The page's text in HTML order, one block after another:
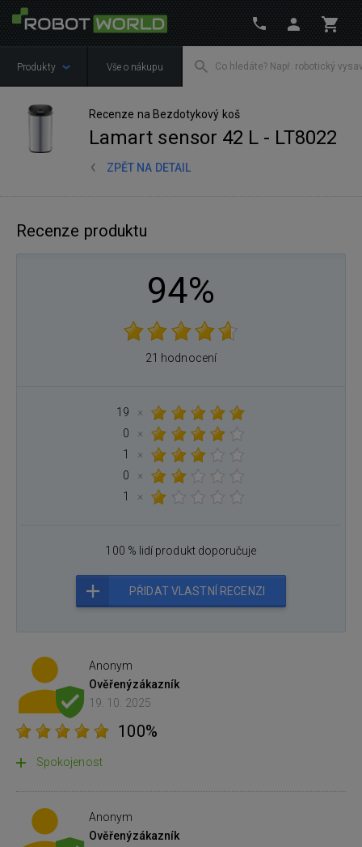
Produkty Vše o nákupu
Recenze na Bezdotykový koš
Lamart sensor 42 L - LT8022
ZPĚT NA DETAIL
Recenze produktu
94%
21 hodnocení
19
×
0
×
1
×
0
×
1
×
100 % lidí produkt doporučuje
PŘIDAT VLASTNÍ RECENZI
Anonym
Ověřenýzákazník
19. 10. 2025
100%
Spokojenost
Anonym
Ověřenýzákazník